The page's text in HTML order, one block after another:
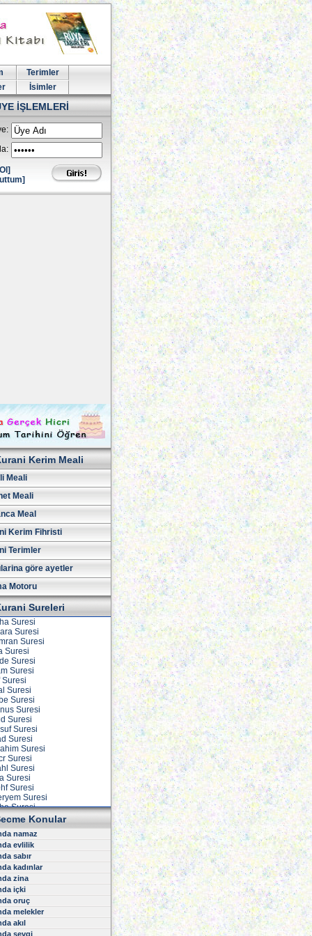
Terimler
İsimler
İŞLEMLERİ
Kerim Meali
Meali
Meali
Meal
Kerim Fihristi
Terimler
göre ayetler
Motoru
Sureleri
Suresi
Suresi
Suresi
Suresi
Suresi
Suresi
Suresi
Suresi
Suresi
Suresi
Suresi
Suresi
Suresi
Suresi
Suresi
Suresi
Suresi
Suresi
Suresi
Suresi
Suresi
Suresi
Suresi
Suresi
Suresi
Suresi
Suresi
Suresi
Suresi
Suresi
Suresi
Suresi
Suresi
Konular
namaz
evlilik
sabır
kadınlar
zina
içki
oruç
melekler
akıl
sevgi